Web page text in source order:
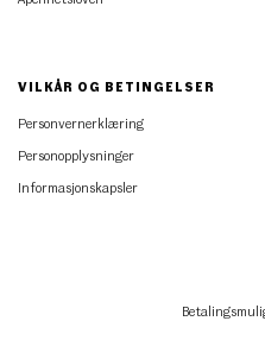
VILKÅR OG BETINGELSER
Personvernerklæring
Personopplysninger
Informasjonskapsler